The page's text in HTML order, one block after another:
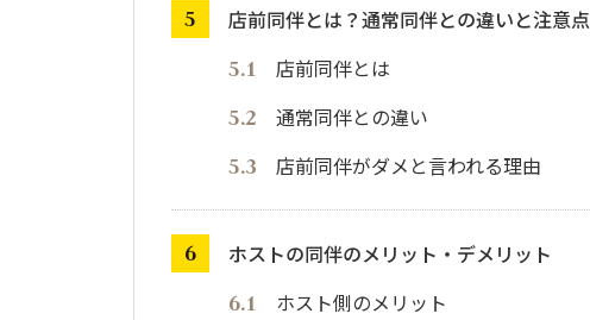
店前同伴とは？通常同伴との違いと注意点
店前同伴とは
通常同伴との違い
店前同伴がダメと言われる理由
ホストの同伴のメリット・デメリット
ホスト側のメリット